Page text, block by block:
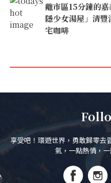
離市區15分鐘的
隱少女湯屋」清
宅咖啡
享受吧！環遊世界，勇敢歸零去
氣，一點熱情，